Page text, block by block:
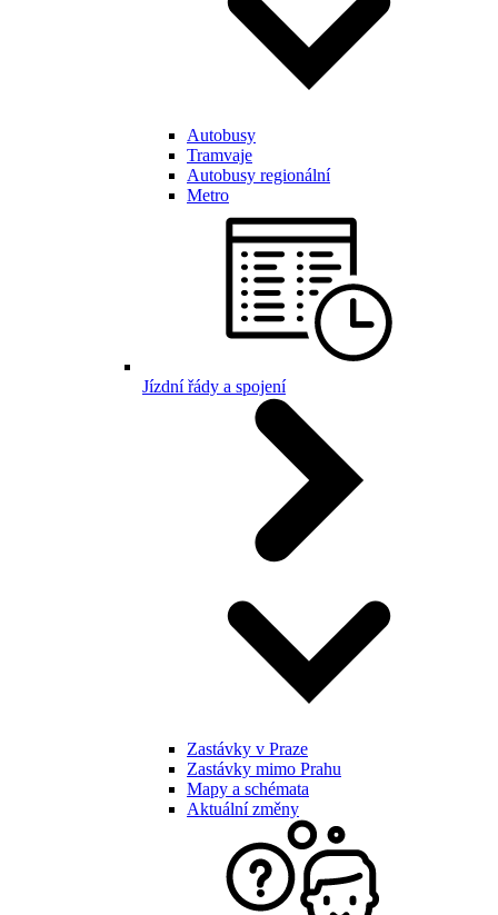
Autobusy
Tramvaje
Autobusy regionální
Metro
Jízdní řády a spojení
Zastávky v Praze
Zastávky mimo Prahu
Mapy a schémata
Aktuální změny